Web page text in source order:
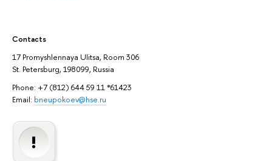
Contacts
17 Promyshlennaya Ulitsa, Room 306
St. Petersburg, 198099, Russia
Phone: +7 (812) 644 59 11 *61423
Email: bneupokoev@hse.ru